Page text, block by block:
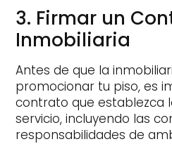
3. Firmar un
Inmobiliaria
Antes de que la
promocionar tu piso, es
contrato que establezca
servicio, incluyendo las
responsabilidades de